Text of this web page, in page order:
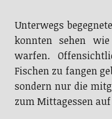
Unterwegs
konnten sehen
warfen.
Fischen zu fangen
sondern nur die
zum Mittagessen